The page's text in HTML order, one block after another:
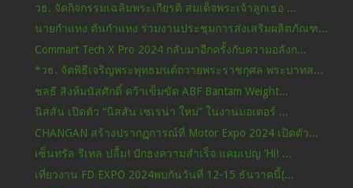
วธ. จัดกิจกรรมเฉลิมพระเกียรติ สมเด็จพระเจ้าลูกเธอ ...
นายกำแหง ตันกำแหง ร่วมงานประชุมการส่งเสริมผลิตภัณฑ...
Commart Tech X Pro 2024 กลับมาอีกครั้งกับความอลังก...
*วธ. จัดพิธีเจริญพระพุทธมนต์ถวายพระราชกุศล พระบาทส...
ชลธี สิงห์มนัสศักดิ์ คว้าเข็มขัด ABF Bantam Weight...
นิสสัน เปิดตัว “นิสสัน เซเรน่า ใหม่” ในงานมอเตอร์ ...
CHANGAN สร้างปรากฏการณ์ที่ Motor Expo 2024 เปิดตัว...
เซ็นทรัล รีเทล ปลื้ม! ปักธงความสำเร็จ แคมเปญ ‘Hi! ...
เที่ยวงาน FD EXPO 2024พบกันวันที่ 12-15 ธันวาคนี้(...